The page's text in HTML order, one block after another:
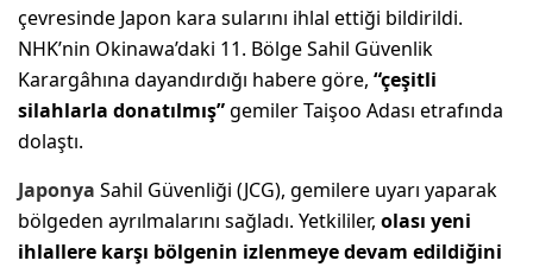
çevresinde Japon kara sularını ihlal ettiği bildirildi.
NHK’nin Okinawa’daki 11. Bölge Sahil Güvenlik
Karargâhına dayandırdığı habere göre, “çeşitli
silahlarla donatılmış”gemiler Taişoo Adası etrafında
dolaştı.
Japonya Sahil Güvenliği (JCG), gemilere uyarı yaparak
bölgeden ayrılmalarını sağladı. Yetkililer, olası yeni
ihlallere karşı bölgenin izlenmeye devam edildiğini